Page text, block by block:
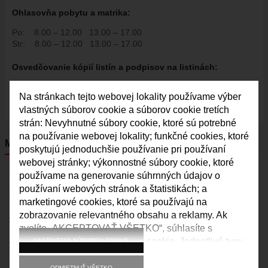
ŠPORT
FK VAJNORY
ŠK VAJNORY
ĽUDOVÝ DOM
DOM SMÚTKU
DRUŽBA
MAPY
ULICE VO VAJNOROCH
KAM VO VAJNOROCH
VAJNORSKÝ ĽUDOVÝ DOM
CYKLOTRASA JURAVA
Ohlasovňa pobytu a matrika:
Po: 8.00 – 12.00
13.00 – 17.00
Str:
8.00 – 12.00 13.00 – 17.00
Osvedčovanie kópií listín a podpisov na listinách:
Str:
8.00 – 12.00 13.00 – 17.00
Pia:
8.00 – 12.00
MENU
MAPY
ODKAZ PRE STAROSTU
DOM KULTÚRY VAJNORY
VAJNORSKÉ NOVINKY
Na stránkach tejto webovej lokality používame výber
vlastných súborov cookie a súborov cookie tretích
strán: Nevyhnutné súbory cookie, ktoré sú potrebné
na používanie webovej lokality; funkčné cookies, ktoré
poskytujú jednoduchšie používanie pri používaní
webovej stránky; výkonnostné súbory cookie, ktoré
používame na generovanie súhrnných údajov o
používaní webových stránok a štatistikách; a
marketingové cookies, ktoré sa používajú na
zobrazovanie relevantného obsahu a reklamy. Ak
zvolíte „AKCEPTOVAŤ VŠETKO“, súhlasíte s
používaním všetkých súborov cookie. Jednotlivé typy
súborov cookie môžete prijať a odmietnuť a svoj
NASTAVENIA SÚBOROV COOKIE